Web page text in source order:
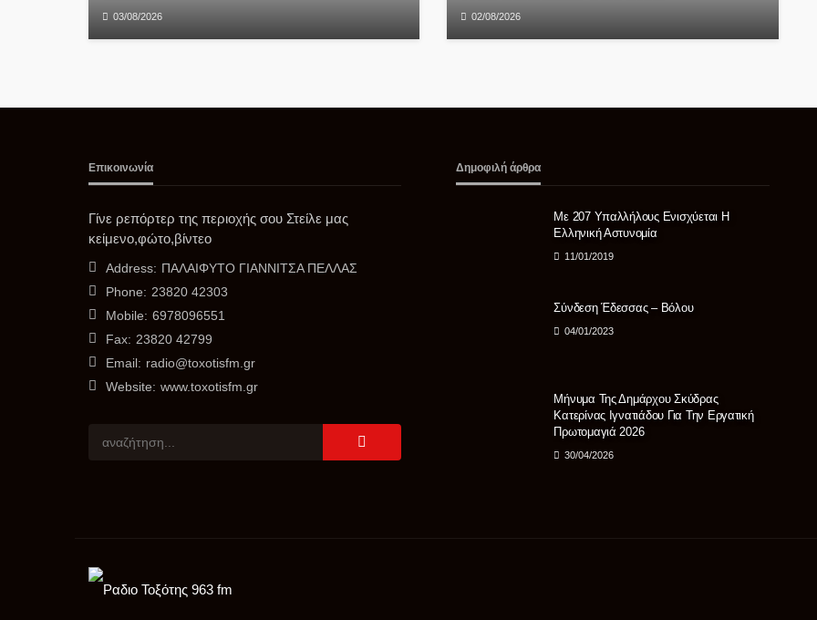
03/08/2026 02/08/2026
Επικοινωνία
Γίνε ρεπόρτερ της περιοχής σου Στείλε μας
κείμενο,φώτο,βίντεο
Address: ΠΑΛΑΙΦΥΤΟ ΓΙΑΝΝΙΤΣΑ ΠΕΛΛΑΣ
Phone: 23820 42303
Mobile: 6978096551
Fax: 23820 42799
Email: radio@toxotisfm.gr
Website: www.toxotisfm.gr
Δημοφιλή άρθρα
Με 207 Υπαλλήλους Ενισχύεται Η
Ελληνική Αστυνομία
11/01/2019
Σύνδεση Έδεσσας – Βόλου
04/01/2023
Μήνυμα Της Δημάρχου Σκύδρας
Κατερίνας Ιγνατιάδου Για Την Εργατική
Πρωτομαγιά 2026
30/04/2026